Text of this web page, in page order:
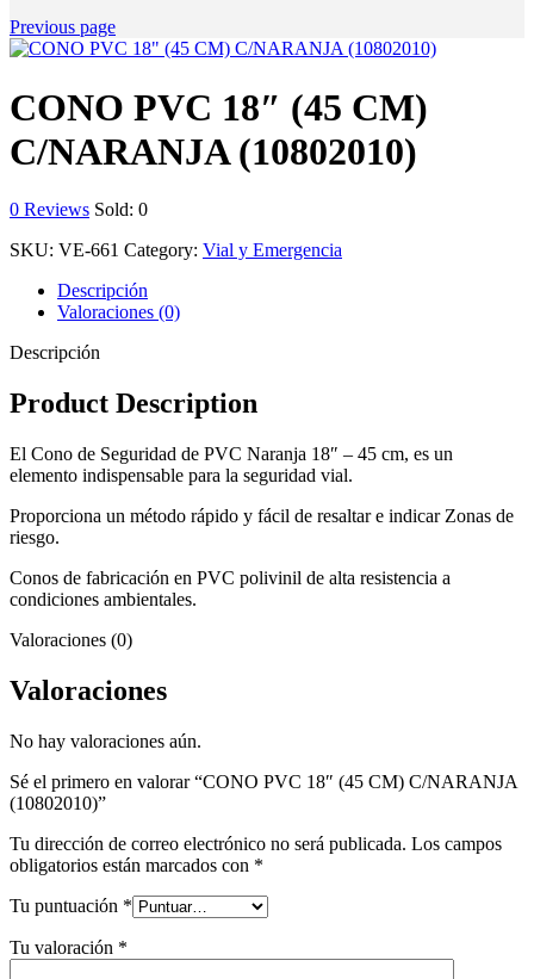
Previous page
CONO PVC 18″ (45 CM)
C/NARANJA (10802010)
0 Reviews Sold: 0
SKU: VE-661 Category: Vial y Emergencia
Descripción
Valoraciones (0)
Descripción
Product Description
El Cono de Seguridad de PVC Naranja 18″ – 45 cm, es un
elemento indispensable para la seguridad vial.
Proporciona un método rápido y fácil de resaltar e indicar Zonas de
riesgo.
Conos de fabricación en PVC polivinil de alta resistencia a
condiciones ambientales.
Valoraciones (0)
Valoraciones
No hay valoraciones aún.
Sé el primero en valorar “CONO PVC 18″ (45 CM) C/NARANJA
(10802010)”
Tu dirección de correo electrónico no será publicada. Los campos
obligatorios están marcados con *
Tu puntuación *
Tu valoración *